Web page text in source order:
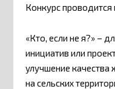
Конкурс
«Кто, если не я?» –
инициатив или
улучшение качества
на сельских